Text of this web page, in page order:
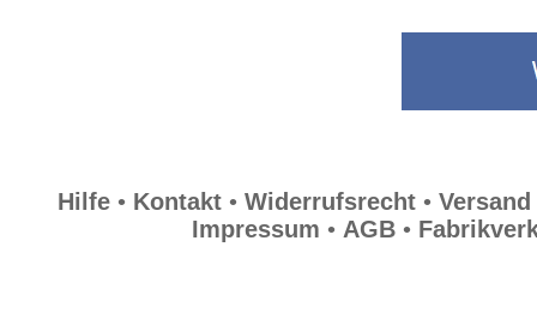
Hilfe• Kontakt• Widerrufsrecht• Versand
Impressum • AGB •